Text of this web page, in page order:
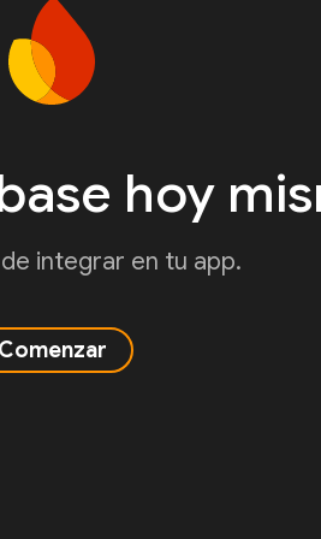
hoy
integrar en tu app.
Comenzar